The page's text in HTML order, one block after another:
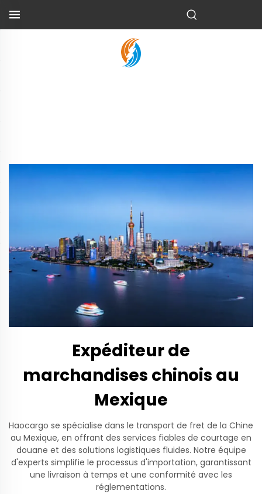
Expéditeur de
marchandises chinois au
Mexique
Haocargo se spécialise dans le transport de fret de la Chine
au Mexique, en offrant des services fiables de courtage en
douane et des solutions logistiques fluides. Notre équipe
d'experts simplifie le processus d'importation, garantissant
une livraison à temps et une conformité avec les
réglementations.